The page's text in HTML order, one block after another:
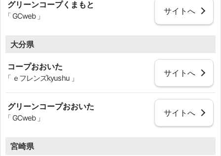
グリーンコープくまもと
「 GCweb 」
サイトへ
大分県
コープおおいた
「 ｅフレンズkyushu 」
サイトへ
グリーンコープおおいた
「 GCweb 」
サイトへ
宮崎県